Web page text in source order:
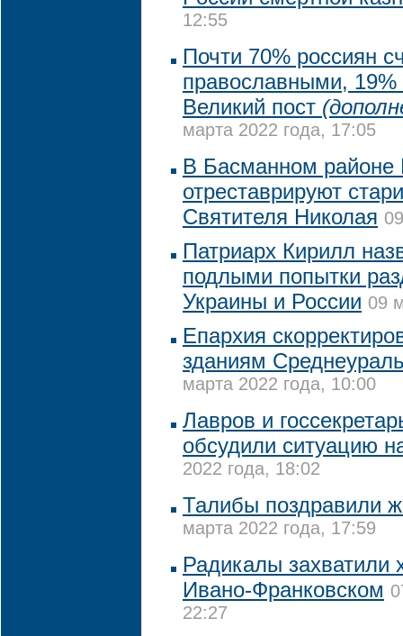
12:55
Почти 70% россиян
православными,
Великий пост
марта 2022 года, 17:05
В Басманном районе
отреставрируют
Святителя Николая
Патриарх Кирилл
подлыми попытки
Украины и России 09
Епархия
зданиям
марта 2022 года, 10:00
Лавров и
обсудили ситуацию
2022 года, 18:02
Талибы поздравили
марта 2022 года, 17:59
Радикалы
Ивано-Франковском
22:27